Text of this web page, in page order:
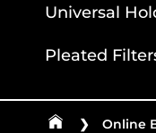
Universal
Pleated
❯ Online